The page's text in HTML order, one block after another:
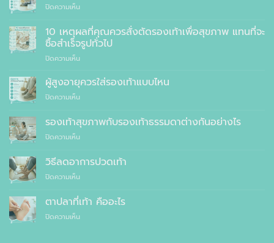
ปิดความเห็นบน
เพื่อ
สุขภาพ
ที่
แพทย์
10 เหตุผลที่คุณควรสั่งตัดรองเท้าเพื่อสุขภาพ แทนที่จะ
ซื้อสำเร็จรูปทั่วไป
ปิดความเห็นบน
เหตุผล
คุณ
สั่ง
ตัด
รองเท้า
สุขภาพ
สำเร็จรูป
ทั่วไป
ผู้สูงอายุควรใส่รองเท้าแบบไหน
ปิดความเห็นบน
สูง
อายุ
ควร
รองเท้า
ไหน
รองเท้าสุขภาพกับรองเท้าธรรมดาต่างกันอย่างไร
ปิดความเห็นบน
สุขภาพ
กับ
รองเท้า
ต่าง
อย่างไร
วิธีลดอาการปวดเท้า
ปิดความเห็นบน
ลด
อาการ
ปวด
ตาปลาที่เท้า คืออะไร
ปิดความเห็นบน